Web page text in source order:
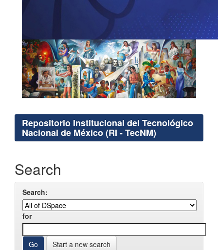
Repositorio Institucional del Tecnológico
Nacional de México (RI - TecNM)
Search
Search:
for
Start a new search